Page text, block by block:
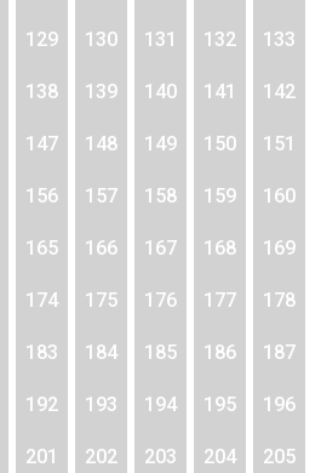
129 130 131 132 133
138 139 140 141 142
147 148 149 150 151
156 157 158 159 160
165 166 167 168 169
174 175 176 177 178
183 184 185 186 187
192 193 194 195 196
201 202 203 204 205